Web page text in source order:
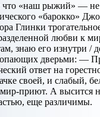
«наш рыжий» —
«барокко»
Глинки
любви к
знаю его изнутри
дверьми: —
ответ на
своей, и слабый,
мир-приют. А
еще различимы.